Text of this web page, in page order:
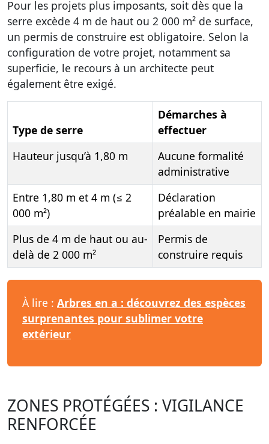
Pour les projets plus imposants, soit dès que la
serre excède 4 m de haut ou 2 000 m² de surface,
un permis de construire est obligatoire. Selon la
configuration de votre projet, notamment sa
superficie, le recours à un architecte peut
également être exigé.
Type de serre
Démarches à
effectuer
Hauteur jusqu’à 1,80 m
Aucune formalité
administrative
Entre 1,80 m et 4 m (≤ 2
000 m²)
Déclaration
préalable en mairie
Plus de 4 m de haut ou au-
delà de 2 000 m²
Permis de
construire requis
À lire : Arbres en a : découvrez des espèces
surprenantes pour sublimer votre
extérieur
ZONES PROTÉGÉES : VIGILANCE
RENFORCÉE